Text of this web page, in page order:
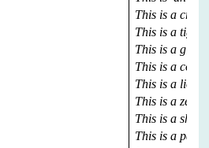
This is a
This is a tiger.
This is a
This is a cow.
This is a lion.
This is a
This is a
This is a